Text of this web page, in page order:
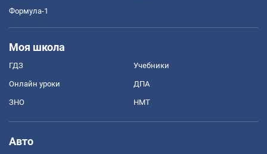
Формула-1
Моя школа
ГДЗ Учебники
Онлайн уроки ДПА
ЗНО НМТ
Авто